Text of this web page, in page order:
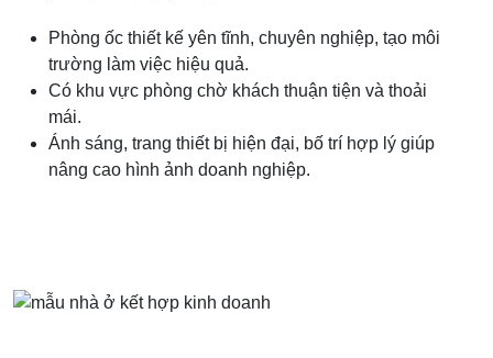
Phòng ốc thiết kế yên tĩnh, chuyên nghiệp, tạo môi
trường làm việc hiệu quả.
Có khu vực phòng chờ khách thuận tiện và thoải
mái.
Ánh sáng, trang thiết bị hiện đại, bố trí hợp lý giúp
nâng cao hình ảnh doanh nghiệp.